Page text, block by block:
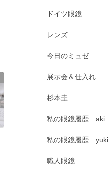
ドイツ眼鏡
レンズ
今日のミュゼ
展示会＆仕入れ
杉本圭
私の眼鏡履歴 aki
私の眼鏡履歴 yuki
職人眼鏡